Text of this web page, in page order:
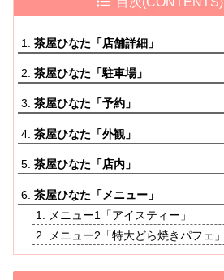
茶屋ひなた「店舗詳細」
茶屋ひなた「駐車場」
茶屋ひなた「予約」
茶屋ひなた「外観」
茶屋ひなた「店内」
茶屋ひなた「メニュー」
メニュー1「アイスティー」
メニュー2「特大どら焼きパフェ」